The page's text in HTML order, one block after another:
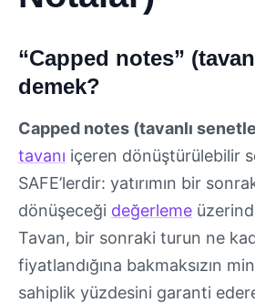
“Capped notes”
demek?
Capped notes (tavanlı
tavanı içeren dönüştürülebilir
SAFE’lerdir: yatırımın bir
dönüşeceği değerleme
Tavan, bir sonraki turun ne
fiyatlandığına bakmaksızın
sahiplik yüzdesini garanti